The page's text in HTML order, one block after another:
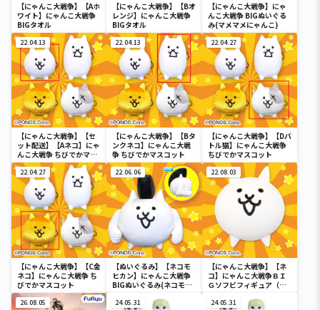
【にゃんこ大戦争】【Aホ
ワイト】にゃんこ大戦争
BIGタオル
【にゃんこ大戦争】【Bオ
レンジ】にゃんこ大戦争
BIGタオル
【にゃんこ大戦争】にゃ
んこ大戦争 BIGぬいぐる
み(マメマメにゃんこ)
22.04.13
【にゃんこ大戦争】【セ
ット配送】【Aネコ】にゃ
んこ大戦争 ちびでかマス
コット
22.04.13
【にゃんこ大戦争】【Bタ
ンクネコ】にゃんこ大戦
争 ちびでかマスコット
22.04.27
【にゃんこ大戦争】【Dバ
トル猫】にゃんこ大戦争
ちびでかマスコット
22.04.27
【にゃんこ大戦争】【C金
ネコ】にゃんこ大戦争 ち
びでかマスコット
22.06.06
【ぬいぐるみ】【ネコモ
ヒカン】にゃんこ大戦争
BIGぬいぐるみ(ネコモヒ
22.08.03
【にゃんこ大戦争】【ネ
コ】にゃんこ大戦争ＢＩ
Ｇソフビフィギュア（ネ
26.08.05 24.05.31 24.05.31